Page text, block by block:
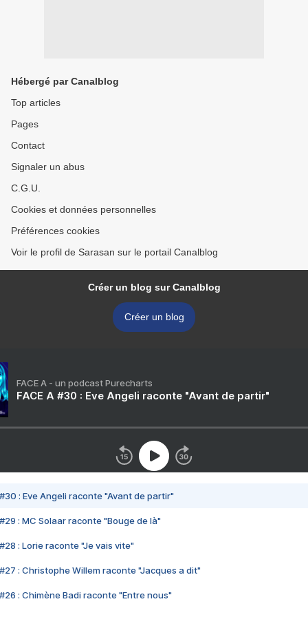
Hébergé par Canalblog
Top articles
Pages
Contact
Signaler un abus
C.G.U.
Cookies et données personnelles
Préférences cookies
Voir le profil de Sarasan sur le portail Canalblog
Créer un blog sur Canalblog
Créer un blog
FACE A - un podcast Purecharts
FACE A #30 : Eve Angeli raconte "Avant de partir"
#30 : Eve Angeli raconte "Avant de partir"
#29 : MC Solaar raconte "Bouge de là"
#28 : Lorie raconte "Je vais vite"
#27 : Christophe Willem raconte "Jacques a dit"
#26 : Chimène Badi raconte "Entre nous"